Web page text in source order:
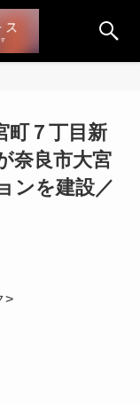
町７丁目新
奈良市大宮
ンを建設／
>